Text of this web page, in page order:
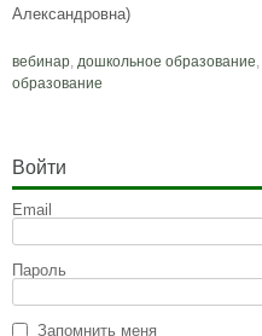
Александровна)
вебинар, дошкольное образование,
образование
Войти
Email
Пароль
Запомнить меня